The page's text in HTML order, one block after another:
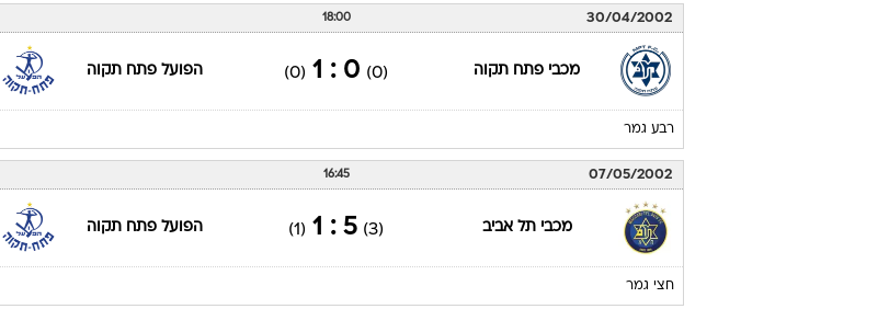
30/04/2002
18:00
מכבי פתח תקוה (0)
0 : 1
(0) הפועל פתח תקוה
רבע גמר
07/05/2002
16:45
מכבי תל אביב (3)
5 : 1
(1) הפועל פתח תקוה
חצי גמר